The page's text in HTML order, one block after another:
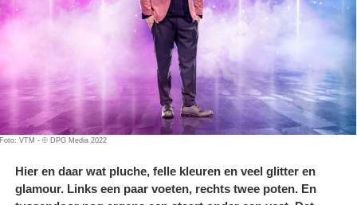
Foto: VTM - © DPG Media 2022
Hier en daar wat pluche, felle kleuren en veel glitter en
glamour. Links een paar voeten, rechts twee poten. En